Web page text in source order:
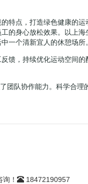
特点，打造绿色健康的
的身心放松效果。以上
一个清新宜人的休憩场所。
馈，持续优化运动空间
队协作能力。科学合
！ 18472190957